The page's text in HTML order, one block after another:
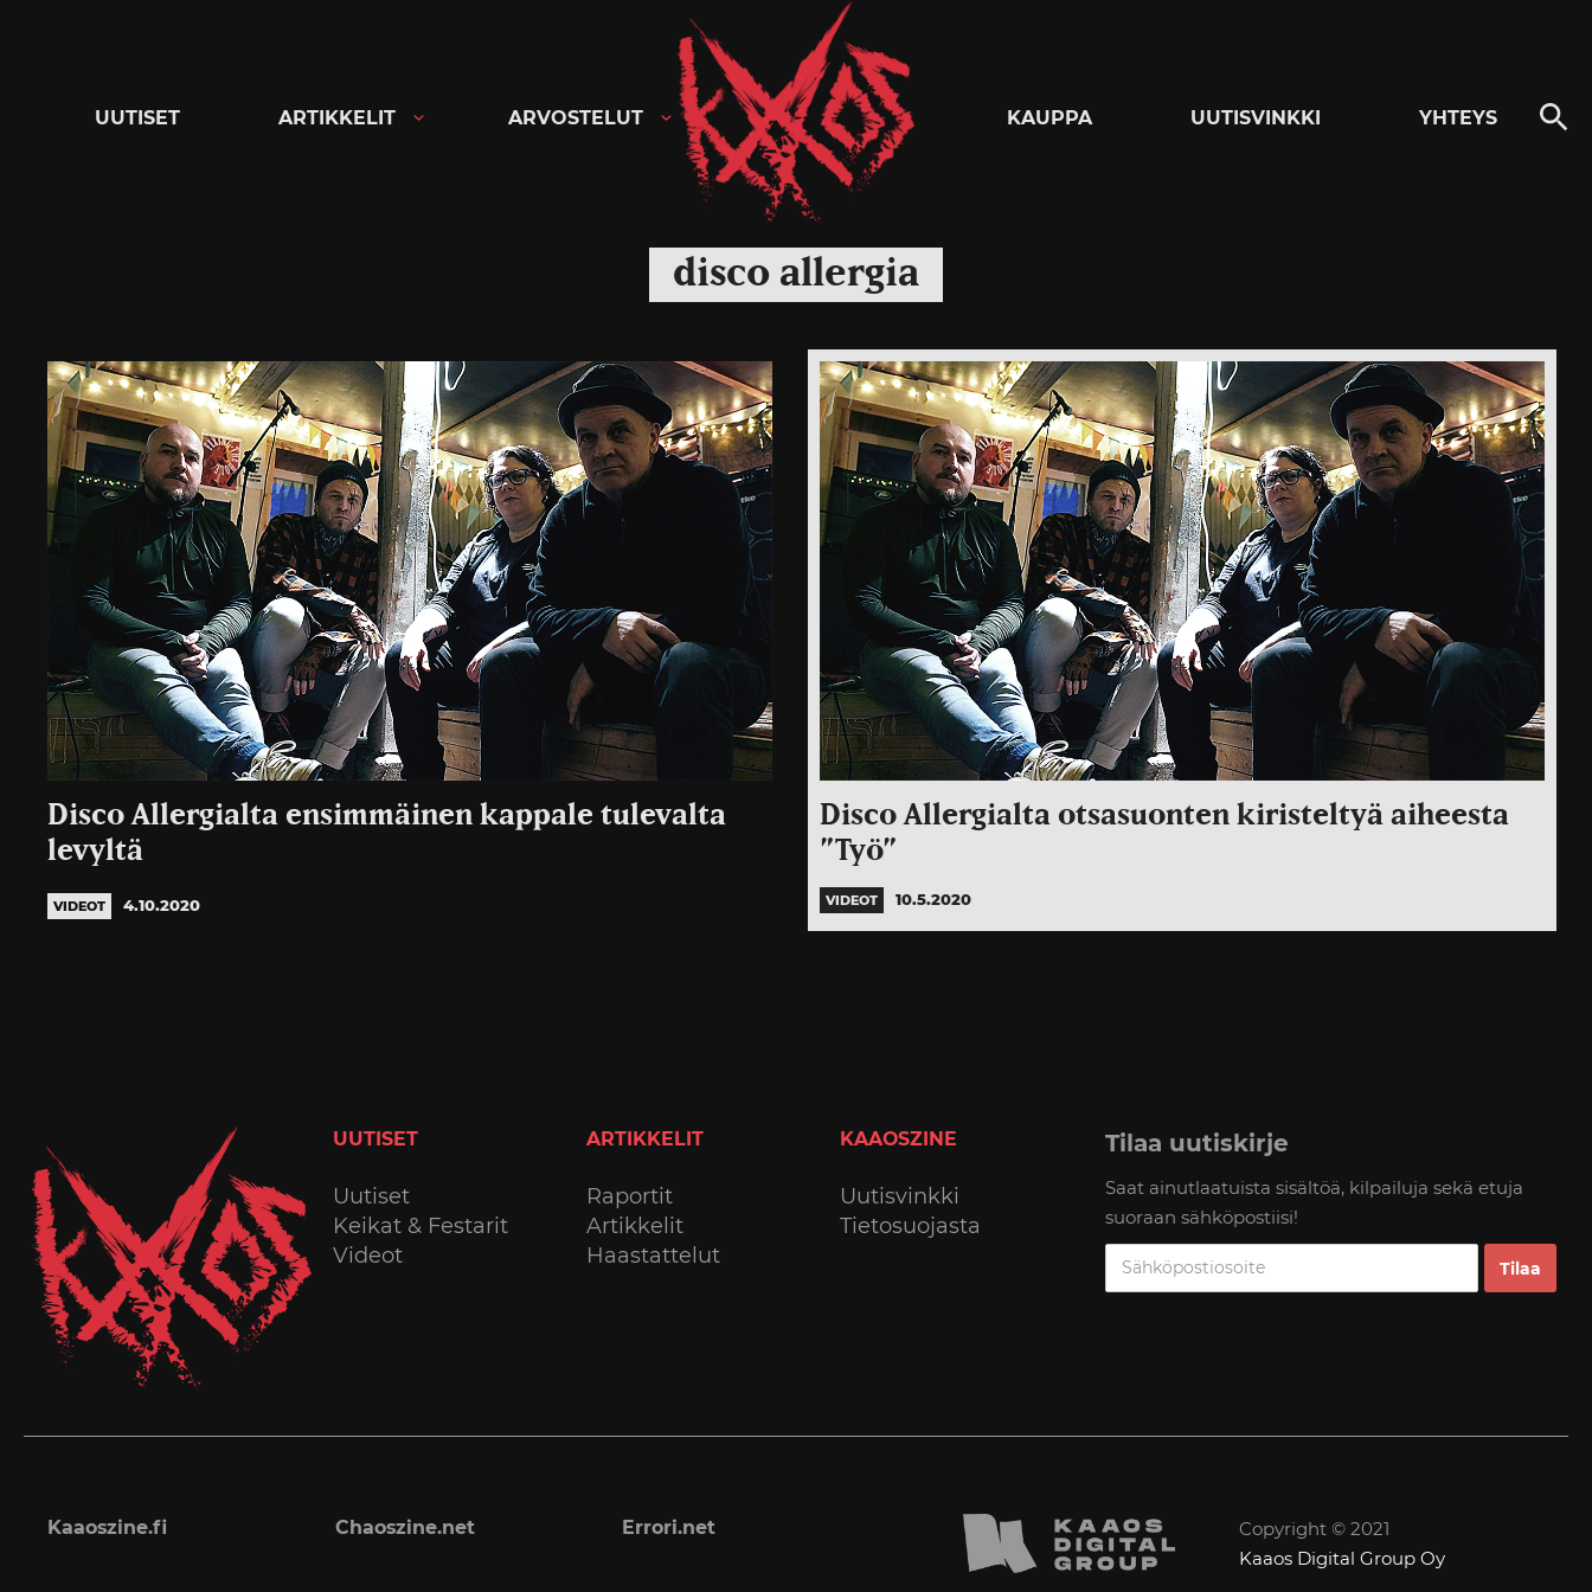
Kaaoszine
UUTISET ARTIKKELIT ARVOSTELUT KAUPPA UUTISVINKKI YHTEYS
disco allergia
Disco Allergialta ensimmäinen kappale tulevalta
levyltä
VIDEOT 4.10.2020
Disco Allergialta otsasuonten kiristeltyä aiheesta
”Työ”
VIDEOT 10.5.2020
UUTISET
Uutiset
Keikat & Festarit
Videot
ARTIKKELIT
Raportit
Artikkelit
Haastattelut
KAAOSZINE
Uutisvinkki
Tietosuojasta
Tilaa uutiskirje
Saat ainutlaatuista sisältöä, kilpailuja sekä etuja
suoraan sähköpostiisi!
Kaaoszine.fi Chaoszine.net Errori.net
Copyright © 2021
Kaaos Digital Group Oy